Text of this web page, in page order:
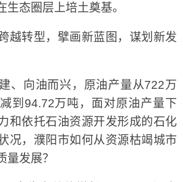
生态圈层上培土奠基。
转型，擘画新蓝图，谋划新发
向油而兴，原油产量从722万
到94.72万吨，面对原油产量下
和依托石油资源开发形成的石化
况，濮阳市如何从资源枯竭城市
量发展？